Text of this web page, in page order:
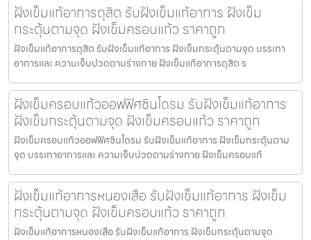
ฝังเข็มแก้อาการดุสิต รับฝังเข็มแก้อาการ ฝังเข็ม
กระตุ้นตามจุด ฝังเข็มครอบแก้ว ราคาถูก
ฝังเข็มแก้อาการดุสิต รับฝังเข็มแก้อาการ ฝังเข็มกระตุ้นตามจุด บรรเทา
อาการและ ความเจ็บปวดตามร่างกาย ฝังเข็มแก้อาการดุสิต ร
ฝังเข็มครอบแก้วออฟฟิศซินโดรม รับฝังเข็มแก้อาการ
ฝังเข็มกระตุ้นตามจุด ฝังเข็มครอบแก้ว ราคาถูก
ฝังเข็มครอบแก้วออฟฟิศซินโดรม รับฝังเข็มแก้อาการ ฝังเข็มกระตุ้นตาม
จุด บรรเทาอาการและ ความเจ็บปวดตามร่างกาย ฝังเข็มครอบแก้
ฝังเข็มแก้อาการหนองเสือ รับฝังเข็มแก้อาการ ฝังเข็ม
กระตุ้นตามจุด ฝังเข็มครอบแก้ว ราคาถูก
ฝังเข็มแก้อาการหนองเสือ รับฝังเข็มแก้อาการ ฝังเข็มกระตุ้นตามจุด